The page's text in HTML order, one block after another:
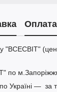
Оплата
"ВСЕСВІТ"
по
Україні — за